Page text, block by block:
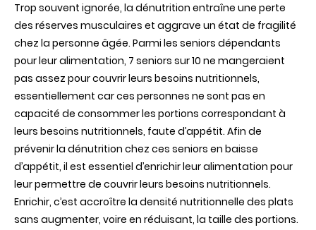
dénutrition
personnes
âgées
un
guide
«
Grand
âge
et
Petit
appétit
accessible
à
Trop souvent ignorée, la dénutrition entraîne une perte
des réserves musculaires et aggrave un état de fragilité
chez la personne âgée. Parmi les seniors dépendants
pour leur alimentation, 7 seniors sur 10 ne mangeraient
pas assez pour couvrir leurs besoins nutritionnels,
essentiellement car ces personnes ne sont pas en
capacité de consommer les portions correspondant à
leurs besoins nutritionnels, faute d’appétit. Afin de
prévenir la dénutrition chez ces seniors en baisse
d’appétit, il est essentiel d’enrichir leur alimentation pour
leur permettre de couvrir leurs besoins nutritionnels.
Enrichir, c’est accroître la densité nutritionnelle des plats
sans augmenter, voire en réduisant, la taille des portions.